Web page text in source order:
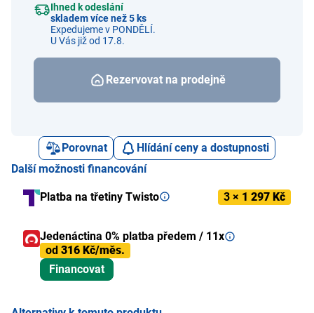
Ihned k odeslání
skladem více než 5 ks
Expedujeme v PONDĚLÍ.
U Vás již od 17.8.
Rezervovat na prodejně
Porovnat
Hlídání ceny a dostupnosti
Další možnosti financování
Platba na třetiny Twisto 3 × 1 297 Kč
Jedenáctina 0% platba předem / 11x
od 316 Kč/měs.
Financovat